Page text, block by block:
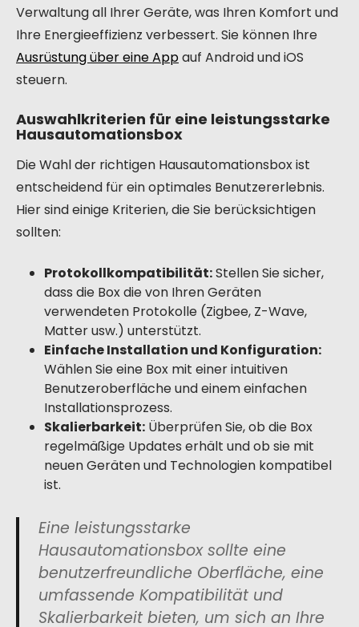
Verwaltung all Ihrer Geräte, was Ihren Komfort und
Ihre Energieeffizienz verbessert. Sie können Ihre
Ausrüstung über eine Appauf Android und iOS
steuern.
Auswahlkriterien für eine leistungsstarke
Hausautomationsbox
Die Wahl der richtigen Hausautomationsbox ist
entscheidend für ein optimales Benutzererlebnis.
Hier sind einige Kriterien, die Sie berücksichtigen
sollten:
Protokollkompatibilität:Stellen Sie sicher,
dass die Box die von Ihren Geräten
verwendeten Protokolle (Zigbee, Z-Wave,
Matter usw.) unterstützt.
Einfache Installation und Konfiguration:
Wählen Sie eine Box mit einer intuitiven
Benutzeroberfläche und einem einfachen
Installationsprozess.
Skalierbarkeit: Überprüfen Sie, ob die Box
regelmäßige Updates erhält und ob sie mit
neuen Geräten und Technologien kompatibel
ist.
Eine leistungsstarke
Hausautomationsbox sollte eine
benutzerfreundliche Oberfläche, eine
umfassende Kompatibilität und
Skalierbarkeit bieten, um sich an Ihre